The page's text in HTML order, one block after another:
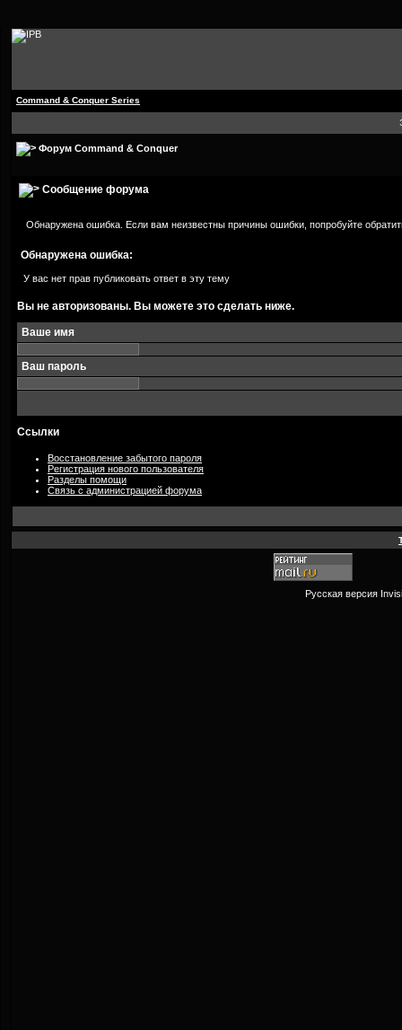
Command & Conquer Series
Форум Command & Conquer
Сообщение форума
Обнаружена ошибка. Если вам неизвестны причины ошибки, попробуйте
Обнаружена ошибка:
У вас нет прав публиковать ответ в эту тему
Вы не авторизованы. Вы можете это сделать ниже.
Ваше имя
Ваш пароль
Ссылки
Восстановление забытого пароля
Регистрация нового пользователя
Разделы помощи
Связь с администрацией форума
Русская версия